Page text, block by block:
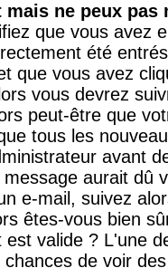
ne peux pas
que vous avez
été
que vous avez
vous devrez
peut-être que
tous les
avant
aurait dû
e-mail, suivez
êtes-vous bien
valide ? L'une
de voir